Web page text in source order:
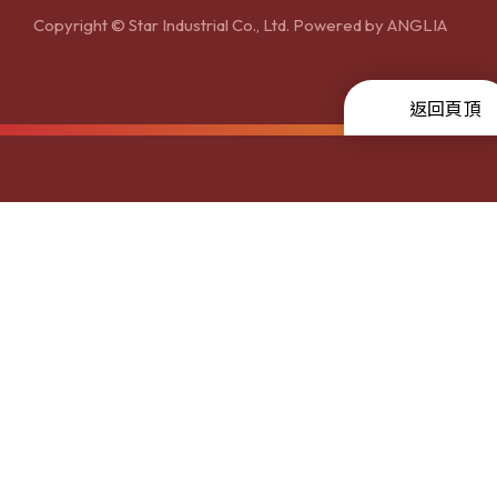
Copyright © Star Industrial Co., Ltd. Powered byANGLIA
返回頁頂